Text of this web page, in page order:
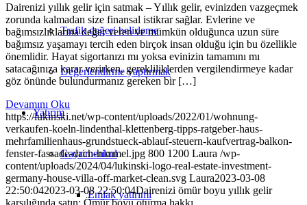
Trafik değeri belirleme
Değerlendirme yaptırmak
Yatırım
Gayrimenkul
Emlak yatırımı
Dairenizi yıllık gelir için satmak – Yıllık gelir, evinizden vazgeçmek
zorunda kalmadan size finansal istikrar sağlar. Evlerine ve
bağımsızlıklarına değer veren ve mümkün olduğunca uzun süre
bağımsız yaşamayı tercih eden birçok insan olduğu için bu özellikle
önemlidir. Hayat sigortanızı mı yoksa evinizin tamamını mı
satacağınıza karar verirken, gerekliliklerden vergilendirmeye kadar
göz önünde bulundurmanız gereken bir […]
Devamını Oku
https://lukinski.net/wp-content/uploads/2022/01/wohnung-
verkaufen-koeln-lindenthal-klettenberg-tipps-ratgeber-haus-
mehrfamilienhaus-grundstueck-ablauf-steuern-kaufvertrag-balkon-
fenster-fassade-dach-himmel.jpg 800 1200 Laura /wp-
content/uploads/2024/04/lukinski-logo-real-estate-investment-
germany-house-villa-off-market-clean.svg Laura2023-03-08
22:50:042023-03-08 22:50:04Dairenizi ömür boyu yıllık gelir
karşılığında satın: Ömür boyu oturma hakkı